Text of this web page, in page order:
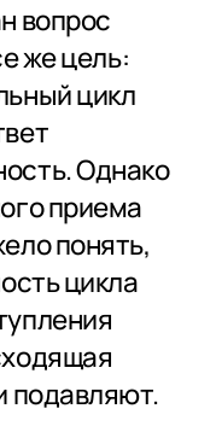
вопрос
же цель:
цикл
Однако
приема
понять,
цикла
подавляют.